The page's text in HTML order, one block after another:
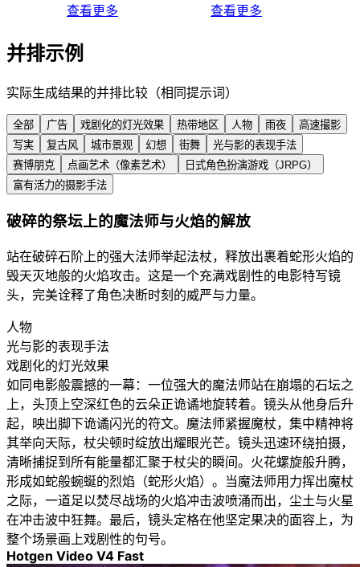
查看更多 查看更多
并排示例
实际生成结果的并排比较（相同提示词）
全部 广告 戏剧化的灯光效果 热带地区 人物 雨夜
高速撮影
写実
复古风 城市景观 幻想 街舞
光与影的表现手法
赛博朋克
点画艺术（像素艺术）
日式角色扮演游戏（JRPG）
富有活力的摄影手法
破碎的祭坛上的魔法师与火焰的解放
站在破碎石阶上的强大法师举起法杖，释放出裹着蛇形火焰的
毁天灭地般的火焰攻击。这是一个充满戏剧性的电影特写镜
头，完美诠释了角色决断时刻的威严与力量。
人物
光与影的表现手法
戏剧化的灯光效果
如同电影般震撼的一幕：一位强大的魔法师站在崩塌的石坛之
上，头顶上空深红色的云朵正诡谲地旋转着。镜头从他身后升
起，映出脚下诡谲闪光的符文。魔法师紧握魔杖，集中精神将
其举向天际，杖尖顿时绽放出耀眼光芒。镜头迅速环绕拍摄，
清晰捕捉到所有能量都汇聚于杖尖的瞬间。火花螺旋般升腾，
形成如蛇般蜿蜒的烈焰（蛇形火焰）。当魔法师用力挥出魔杖
之际，一道足以焚尽战场的火焰冲击波喷涌而出，尘土与火星
在冲击波中狂舞。最后，镜头定格在他坚定果决的面容上，为
整个场景画上戏剧性的句号。
Hotgen Video V4 Fast